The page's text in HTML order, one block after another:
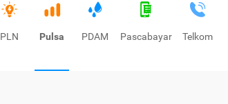
PLN Pulsa PDAM Pascabayar Telkom